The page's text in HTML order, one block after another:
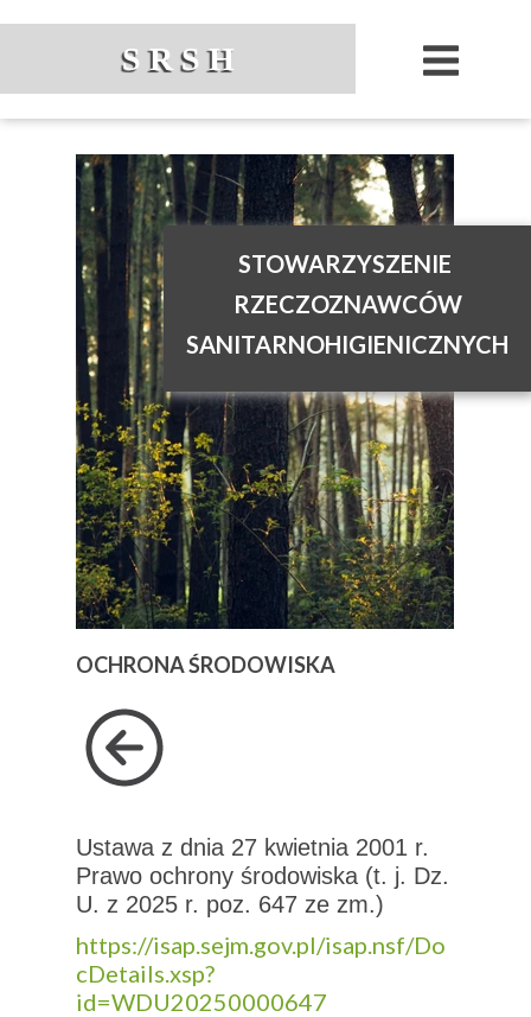
Ustawa z dnia 27 kwietnia 2001 r.
Prawo ochrony środowiska (t. j. Dz.
U. z 2025 r. poz. 647 ze zm.)
https://isap.sejm.gov.pl/isap.nsf/Do
cDetails.xsp?
id=WDU20250000647
OCHRONA ŚRODOWISKA
STOWARZYSZENIE
RZECZOZNAWCÓW
SANITARNOHIGIENICZNYCH
S R S H